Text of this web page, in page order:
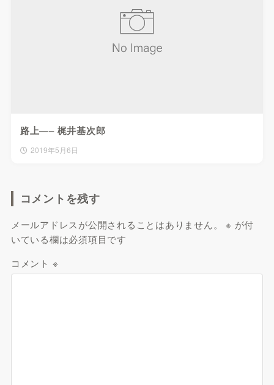
路上—– 梶井基次郎
2019年5月6日
コメントを残す
メールアドレスが公開されることはありません。 ※ が付
いている欄は必須項目です
コメント ※